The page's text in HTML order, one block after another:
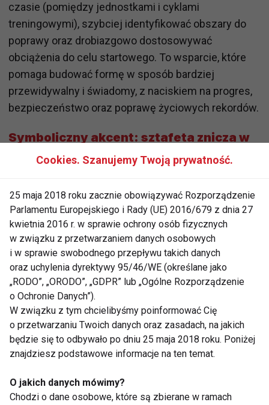
czasie (pomiędzy jednostkami i cyklami
treningowymi), szybciej identyfikować obszary do
poprawy oraz drobiazgowo dostosowywać
obciążenia do celu startowego. To wsparcie, które
pomaga budować formę w sposób bardziej
przewidywalny i świadomy, z naciskiem na progres,
bezpieczeństwo oraz poprawę życiowych rekordów.
Symboliczny akcent: sztafeta znicza w
udział Nerio Alessandriego, założyciela i prezydenta
Technogym, w sztafecie znicza olimpijskiego.
Alessandri niósł znicz ulicami Mediolanu w ramach
wydarzeń poprzedzających otwarcie igrzysk jako
symbol wieloletniego związku marki z ideą igrzysk
olimpijskich oraz konsekwentnego wspierania
sportowców w drodze do najwyższej formy.
– Igrzyska Olimpijskie to wyjątkowy czas, w którym
spotykają się ambicja, pasja i najwyższy poziom
sportowej rywalizacji. Jesteśmy dumni, że po raz
dostarczając rozwiązania treningowe i technologie,
Cookies. Szanujemy Twoją prywatność.
25 maja 2018 roku zacznie obowiązywać Rozporządzenie
Parlamentu Europejskiego i Rady (UE) 2016/679 z dnia 27
kwietnia 2016 r. w sprawie ochrony osób fizycznych
w związku z przetwarzaniem danych osobowych
i w sprawie swobodnego przepływu takich danych
oraz uchylenia dyrektywy 95/46/WE (określane jako
„RODO”, „ORODO”, „GDPR” lub „Ogólne Rozporządzenie
o Ochronie Danych”).
W związku z tym chcielibyśmy poinformować Cię
o przetwarzaniu Twoich danych oraz zasadach, na jakich
będzie się to odbywało po dniu 25 maja 2018 roku. Poniżej
znajdziesz podstawowe informacje na ten temat.
O jakich danych mówimy?
Chodzi o dane osobowe, które są zbierane w ramach